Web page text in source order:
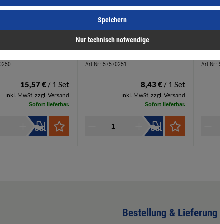
1 x W-Stift
15,57 € / 1 Set
inkl. MwSt, zzgl. Versand
Sofort lieferbar.
EDI Befest.-Set für Schutzbeschl.
Schrauben M6x60, 1 x W-Stift
Art.Nr.: 57570251
8,43 € / 1 Set
inkl. MwSt, zzgl. Versand
Sofort lieferbar.
EDI
Art.Nr.:
Bestellung & Lieferung
Speichern
Nur technisch notwendige